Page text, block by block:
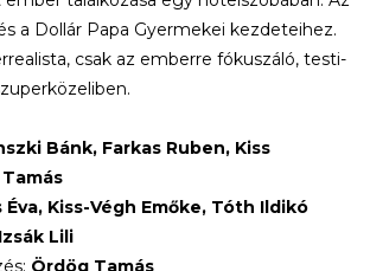
a Dollár Papa Gyermekei kezdeteihez.
csak az emberre fókuszáló, testi-
Bánk, Farkas Ruben, Kiss
Éva, Kiss-Végh Emőke, Tóth Ildikó
Izsák Lili
Ördög Tamás